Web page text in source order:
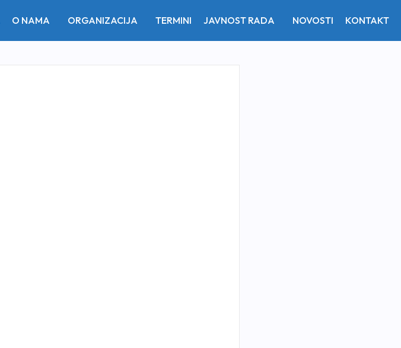
O NAMA ORGANIZACIJA TERMINI JAVNOST RADA NOVOSTI KONTAKT